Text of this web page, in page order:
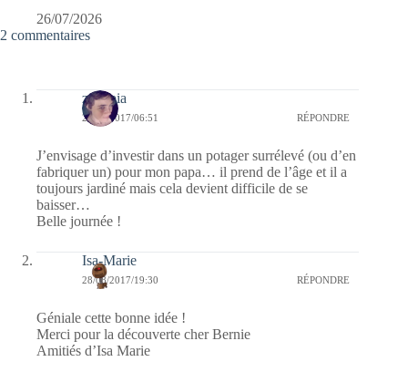
26/07/2026
2 commentaires
zenopia
29/08/2017/06:51 RÉPONDRE
J’envisage d’investir dans un potager surrélevé (ou d’en
fabriquer un) pour mon papa… il prend de l’âge et il a
toujours jardiné mais cela devient difficile de se
baisser…
Belle journée !
Isa-Marie
28/08/2017/19:30 RÉPONDRE
Géniale cette bonne idée !
Merci pour la découverte cher Bernie
Amitiés d’Isa Marie